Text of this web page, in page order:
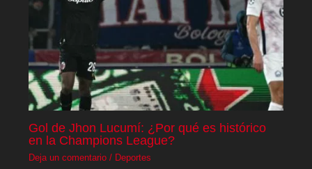
Gol de Jhon Lucumí: ¿Por qué es histórico
en la Champions League?
Deja un comentario / Deportes